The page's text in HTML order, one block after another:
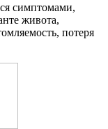
симптомами,
живота,
потеря